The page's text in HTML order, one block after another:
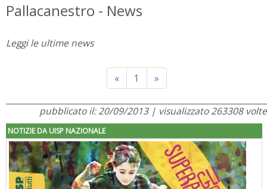
Pallacanestro - News
Leggi le ultime news
«Previous
1 »Next
pubblicato il: 20/09/2013 | visualizzato 263308 volte
NOTIZIE DA UISP NAZIONALE